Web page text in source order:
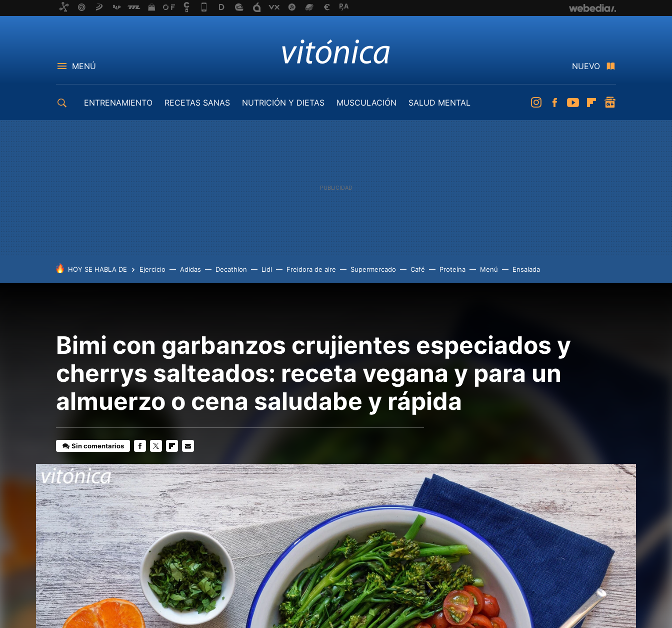
MENÚ NUEVO
ENTRENAMIENTO RECETAS SANAS NUTRICIÓN Y DIETAS MUSCULACIÓN
SALUD MENTAL
InstagramFacebookYoutubeFlipboard
HOY SE HABLA DE Ejercicio Adidas Decathlon Lidl Freidora de aire Supermercado Café Proteína Menú Ensalada
Bimi con garbanzos crujientes especiados y
cherrys salteados: receta vegana y para un
almuerzo o cena saludabe y rápida
Sin comentarios
MAIL